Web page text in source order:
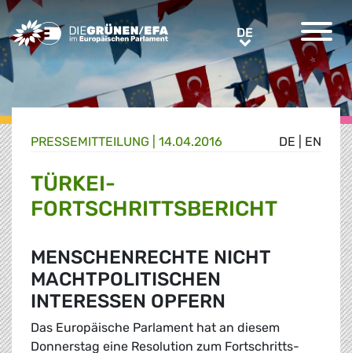
Greens/EFA Home DEDE
DE EN
PRESSE­MITTEILUNG 14.04.2016
TÜRKEI-
FORTSCHRITTSBERICHT
MENSCHENRECHTE NICHT
MACHTPOLITISCHEN
INTERESSEN OPFERN
Das Europäische Parlament hat an diesem
Donnerstag eine Resolution zum Fortschritts-